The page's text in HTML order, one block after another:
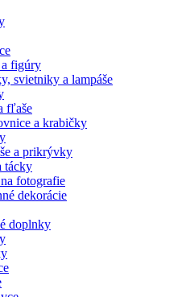
figúry
svietniky a lampáše
fľaše
a krabičky
a prikrývky
tácky
fotografie
dekorácie
doplnky